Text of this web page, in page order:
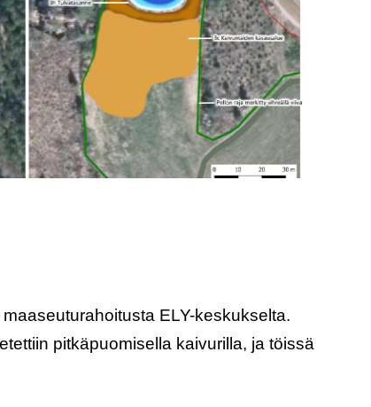
ELY-keskukselta.
pitkäpuomisella kaivurilla, ja töissä